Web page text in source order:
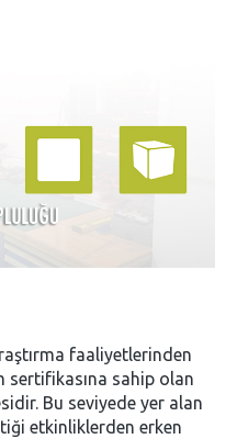
faaliyetlerinden
sertifikasına sahip olan
Bu seviyede yer alan
etkinliklerden erken